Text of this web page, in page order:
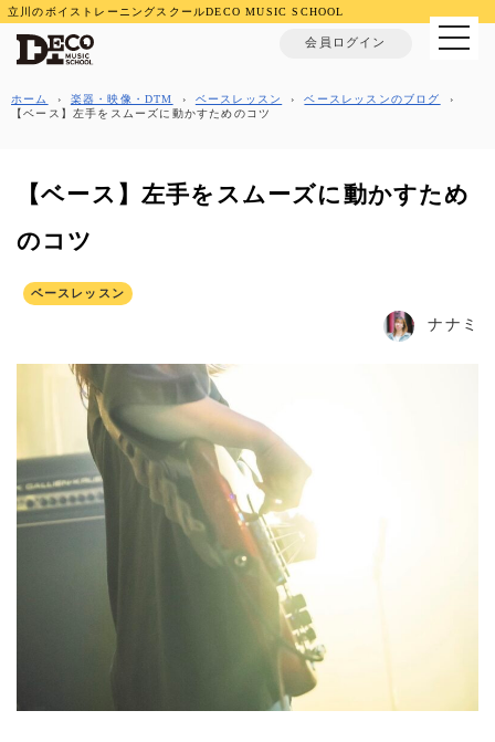
立川のボイストレーニングスクールDECO MUSIC SCHOOL
会員ログイン
MENU
ホーム › 楽器・映像・DTM › ベースレッスン › ベースレッスンのブログ
›
【ベース】左手をスムーズに動かすためのコツ
【ベース】左手をスムーズに動かすため
のコツ
ベースレッスン
ナナミ